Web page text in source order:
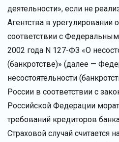
деятельности», если не
Агентства в урегулировании
соответствии с
2002 года N 127-ФЗ «О
(банкротстве)» (далее —
несостоятельности
России в соответствии с
Российской Федерации
требований кредиторов
Страховой случай считается